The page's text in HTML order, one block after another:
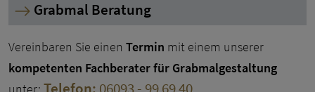
Grabmal Beratung
Vereinbaren Sie einen Termin mit einem unserer
kompetenten Fachberater für Grabmalgestaltung